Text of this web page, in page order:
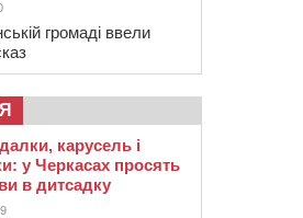
громаді ввели
карусель і
у Черкасах просять
в дитсадку